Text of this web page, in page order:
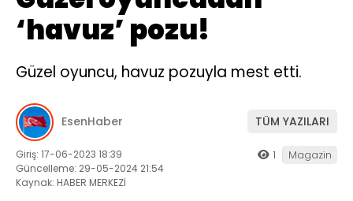
‘havuz’ pozu!
Güzel oyuncu, havuz pozuyla mest etti.
EsenHaber TÜM YAZILARI
Giriş: 17-06-2023 18:39
Güncelleme: 29-05-2024 21:54
Kaynak: HABER MERKEZİ
1 Magazin